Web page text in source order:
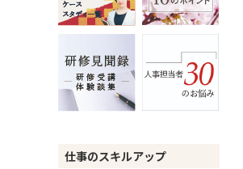
仕事のスキルアップ